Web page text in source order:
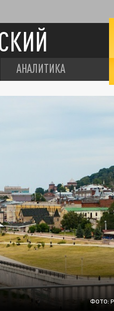
АНАЛИТИКА
ФОТО: